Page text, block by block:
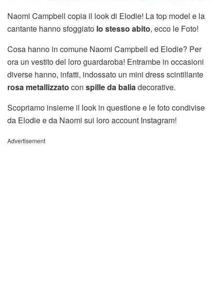
Naomi Campbell copia il look di Elodie! La top model e la
cantante hanno sfoggiato lo stesso abito, ecco le Foto!
Cosa hanno in comune Naomi Campbell ed Elodie? Per
ora un vestito del loro guardaroba! Entrambe in occasioni
diverse hanno, infatti, indossato un mini dress scintillante
rosa metallizzato con spille da balia decorative.
Scopriamo insieme il look in questione e le foto condivise
da Elodie e da Naomi sui loro account Instagram!
Advertisement